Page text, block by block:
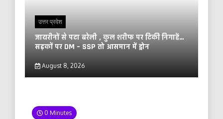
उत्तर प्रदेश
जायरीनों से पटा बरेली , कुल शरीफ पर टिकी निगाहें…
सड़कों पर DM – SSP तो आसमान में ड्रोन
August 8, 2026
0 Minutes